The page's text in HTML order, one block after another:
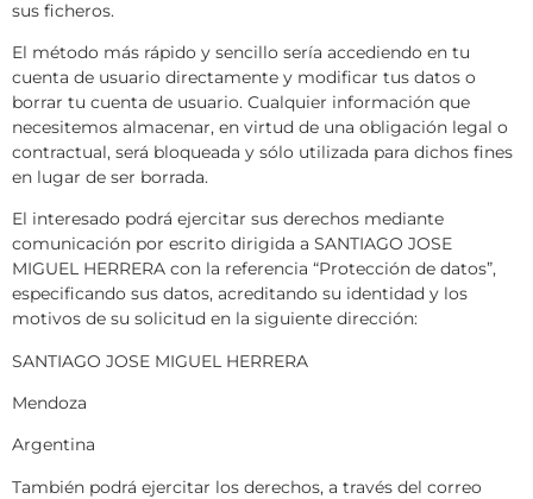
sus ficheros.
El método más rápido y sencillo sería accediendo en tu
cuenta de usuario directamente y modificar tus datos o
borrar tu cuenta de usuario. Cualquier información que
necesitemos almacenar, en virtud de una obligación legal o
contractual, será bloqueada y sólo utilizada para dichos fines
en lugar de ser borrada.
El interesado podrá ejercitar sus derechos mediante
comunicación por escrito dirigida a SANTIAGO JOSE
MIGUEL HERRERA con la referencia “Protección de datos”,
especificando sus datos, acreditando su identidad y los
motivos de su solicitud en la siguiente dirección:
SANTIAGO JOSE MIGUEL HERRERA
Mendoza
Argentina
También podrá ejercitar los derechos, a través del correo